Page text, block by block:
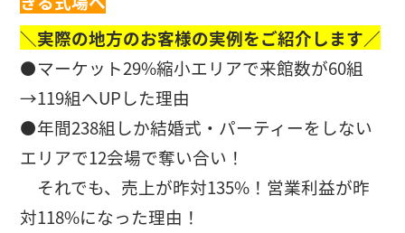
＼実際の地方のお客様の実例をご紹介します／
⚫️マーケット29%縮小エリアで来館数が60組
→119組へUPした理由
⚫️年間238組しか結婚式・パーティーをしない
エリアで12会場で奪い合い！
それでも、売上が昨対135%！営業利益が昨
対118%になった理由！